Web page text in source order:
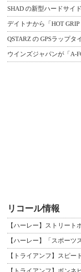
SHAD の新型ハードサイ
デイトナから「HOT
QSTARZ の GPSラップ
ウインズジャパンが「A-
リコール情報
【ハーレー】ストリー
【トライアンフ】スピ